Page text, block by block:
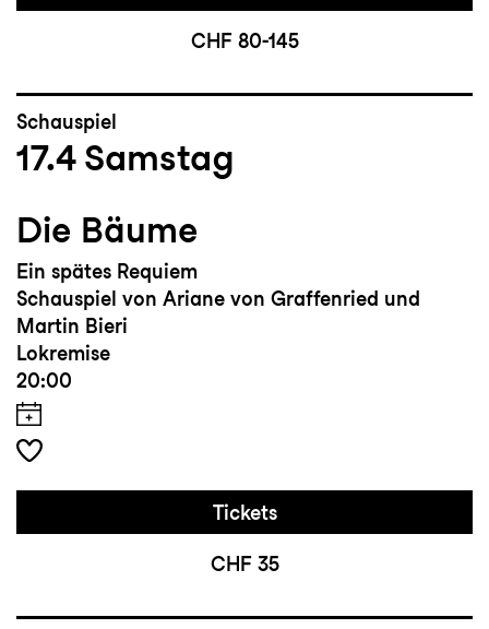
CHF 80-145
Schauspiel
17.4 Samstag
Die Bäume
Ein spätes Requiem
Schauspiel von Ariane von Graffenried und
Martin Bieri
Lokremise
20:00
Tickets
CHF 35